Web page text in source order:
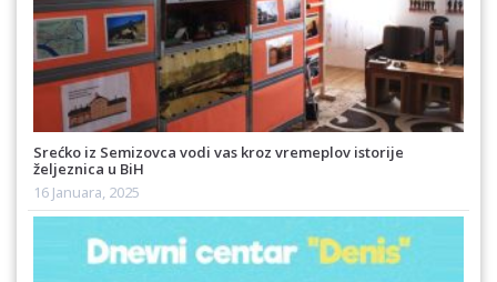
Srećko iz Semizovca vodi vas kroz vremeplov istorije
željeznica u BiH
16 Januara, 2025